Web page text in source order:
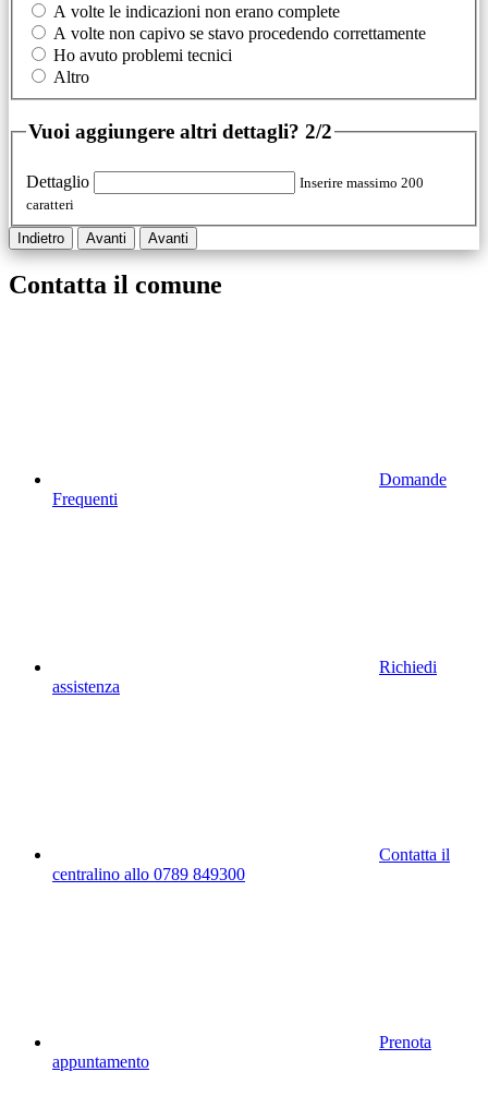
A volte le indicazioni non erano complete
A volte non capivo se stavo procedendo correttamente
Ho avuto problemi tecnici
Altro
Vuoi aggiungere altri dettagli? 2/2
Dettaglio
Inserire massimo 200
caratteri
Indietro Avanti Avanti
Contatta il comune
Domande
Frequenti
Richiedi
assistenza
Contatta il
centralino allo 0789 849300
Prenota
appuntamento